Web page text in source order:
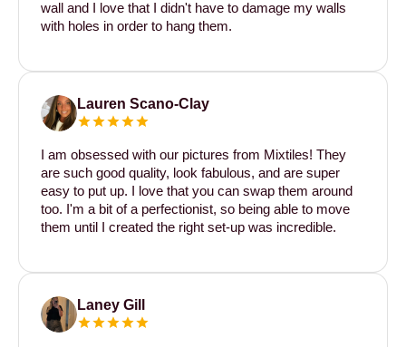
wall and I love that I didn't have to damage my walls
with holes in order to hang them.
Lauren Scano-Clay
I am obsessed with our pictures from Mixtiles! They
are such good quality, look fabulous, and are super
easy to put up. I love that you can swap them around
too. I'm a bit of a perfectionist, so being able to move
them until I created the right set-up was incredible.
Laney Gill